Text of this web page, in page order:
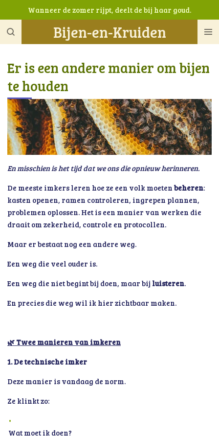
naar
Bijen-en-Kruiden
Wanneer de zomer rijpt, deelt de bij haar goud.
Er is een andere manier om bijen
te houden
En misschien is het tijd dat we ons die opnieuw herinneren.
De meeste imkers leren hoe ze een volk moeten beheren:
kasten openen, ramen controleren, ingrepen plannen,
problemen oplossen. Het is een manier van werken die
draait om zekerheid, controle en protocollen.
Maar er bestaat nog een andere weg.
Een weg die veel ouder is.
Een weg die niet begint bij doen, maar bij luisteren.
En precies die weg wil ik hier zichtbaar maken.
🌿 Twee manieren van imkeren
1. De technische imker
Deze manier is vandaag de norm.
Ze klinkt zo:
Wat moet ik doen?